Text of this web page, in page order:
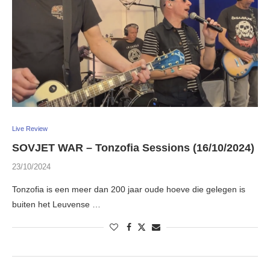
Live Review
SOVJET WAR – Tonzofia Sessions (16/10/2024)
23/10/2024
Tonzofia is een meer dan 200 jaar oude hoeve die gelegen is
buiten het Leuvense …